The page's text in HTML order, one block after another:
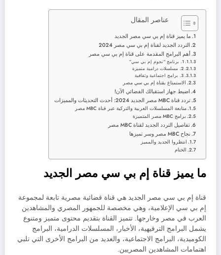
عناصر المقال
ما يميز قناة إم بي سي مصر الجديد
التردد الجديد لقناة إم بي سي مصر 2024
أهم البرامج المقدمة على قناة إم بي سي مصر
1. برنامج “نجوم إم بي سي”
2. مسلسلات درامية متميزة
3. برامج اجتماعية وثقافية
الاستمتاع بقناة إم بي سي مصر
اضبط جهاز استقبالك الفضائي الآن!
تردد قناة MBC مصر الجديد 2024: أحدث التحديثات والمميزات
متابعة المسلسلات العربية والتركية عبر قناة MBC مصر
برامج MBC مصر المتميزة
تفاصيل التردد الجديد لقناة MBC مصر
نجاح MBC مصر وسر تميزها
انتظروا الجديد والمميز
الختام
ما يميز قناة إم بي سي مصر الجديد
قناة إم بي سي مصر الجديد هي قناة فضائية مصرية تابعة لمجموعة
إم بي سي الإعلامية، وهي مخصصة للجمهور المصري والمشاهدين
العرب في مصر وخارجها. تتميز القناة بتقديم محتوى متميز ومتنوع
يشمل البرامج الترفيهية، الأخبار، المسلسلات الدرامية، البرامج
الكوميدية، البرامج الاجتماعية، والعديد من البرامج الأخرى التي تلبي
اهتمامات المشاهدين المصريين.